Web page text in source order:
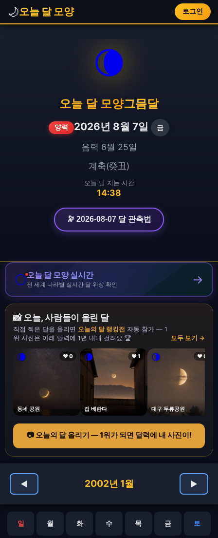
🌙오늘 달 모양 로그인
🌘
오늘 달 모양그믐달
양력 2026년 8월 7일 금
음력 6월 25일
계축(癸丑)
오늘 달 지는 시간
14:38
🔭 2026-08-07 달 관측법
🌕오늘 달 모양 실시간
전 세계 나라별 실시간 달 위상 확인 →
📸 오늘, 사람들이 올린 달
직접 찍은 달을 올리면 오늘의 달 랭킹전 자동 참가 — 1
위 사진은 아래 달력에 1년 내내 걸려요 🏆
모두 보기 →
🌘 ❤ 0
동네 공원
🌘 ❤ 1
집 베란다
🌗 ❤ 0
대구 두류공원
📷 오늘의 달 올리기 — 1위가 되면 달력에 내 사진이!
◀ 2002년 1월 ▶
일 월 화 수 목 금 토